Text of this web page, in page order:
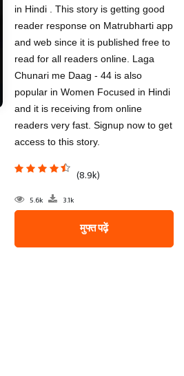
in Hindi . This story is getting good
reader response on Matrubharti app
and web since it is published free to
read for all readers online. Laga
Chunari me Daag - 44 is also
popular in Women Focused in Hindi
and it is receiving from online
readers very fast. Signup now to get
access to this story.
(8.9k)
5.6k 3.1k
मुफ्त पढ़ें